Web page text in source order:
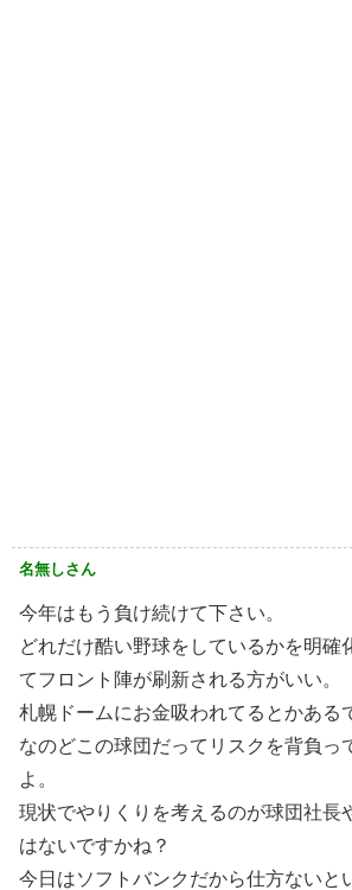
名無しさん
今年はもう負け続けて下さい。
どれだけ酷い野球をしているかを明確
てフロント陣が刷新される方がいい。
札幌ドームにお金吸われてるとかある
なのどこの球団だってリスクを背負っ
よ。
現状でやりくりを考えるのが球団社長
はないですかね？
今日はソフトバンクだから仕方ないと